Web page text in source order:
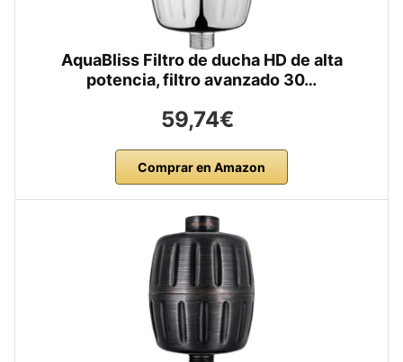
AquaBliss Filtro de ducha HD de alta
potencia, filtro avanzado 30…
59,74€
Comprar en Amazon